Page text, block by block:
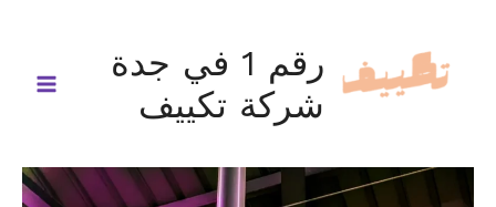
المحتوى
رقم 1 في جدة
شركة تكييف